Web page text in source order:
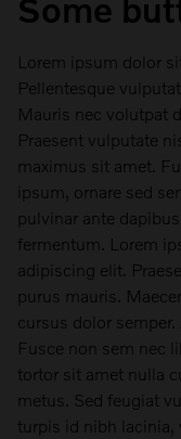
Some
Lorem ipsum dolor
Pellentesque
Mauris nec volutpat
Praesent vulputate
maximus sit amet.
ipsum, ornare sed
pulvinar ante
fermentum. Lorem
adipiscing elit.
purus mauris.
cursus dolor
Fusce non sem nec
tortor sit amet nulla
metus. Sed feugiat
turpis id nibh